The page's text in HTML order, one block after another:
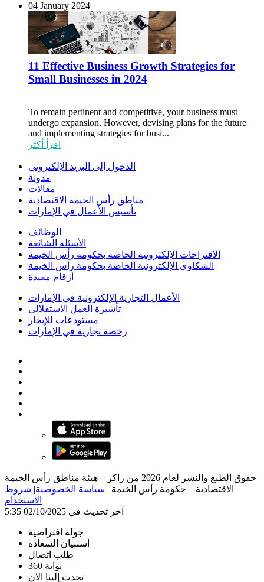
04 January 2024
11 Effective Business Growth Strategies for
Small Businesses in 2024
To remain pertinent and competitive, your business must
undergo expansion. However, devising plans for the future
and implementing strategies for busi...
اقرأ أكثر
الدخول إلى البريد الإلكتروني
مدونة
مقالات
مناطق رأس الخيمة الاقتصادية
تأسيس الأعمال في الإمارات
الوظائف
الأسئلة الشائعة
الاقتراحات الإلكترونية الخاصة بحكومة رأس الخيمة
الشكاوى الإلكترونية الخاصة بحكومة رأس الخيمة
أرقام مفيدة
الأعمال التجارية الإلكترونية في الإمارات
تأشيرة العمل الاستقلالي
مستودعات للإيجار
رخصة تجارية في الإمارات
حقوق الطبع والنشر لعام 2026 من راكز – هيئة مناطق رأس الخيمة
الاقتصادية – حكومة رأس الخيمة | سياسة الخصوصية| شروط
الاستخدام
آخر تحديث في 02/10/2025 5:35
جولة افتراضية
استبيان السعادة
طلب اتصال
بوابة 360
تحدث إلينا الآن